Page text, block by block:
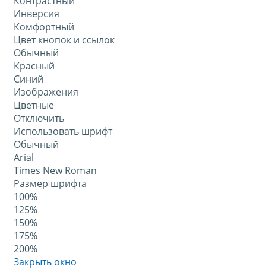
Инверсия
Комфортный
Цвет кнопок и ссылок
Обычный
Красный
Синий
Изображения
Цветные
Отключить
Использовать шрифт
Обычный
Arial
Times New Roman
Размер шрифта
100%
125%
150%
175%
200%
Закрыть окно